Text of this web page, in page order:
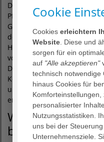
Das Therapiespektrum
Pflege, Physiotherapie mit
Gerätetraining,
des täglichen Lebens und
Hirnleistungstraining.
von Schluckstörungen
Darüber hinaus gibt es die
Kontinenzberatung,
und Sozialberatung (z. B.
erforderliche
Welche Rolle
bei der
Cookie
Cookieserleichtern
Website . Diese und
sorgen für ein
auf "Alle akzeptieren"
technisch
hinaus Cookies für
personalisierter
Nutzungsstatistiken.
uns bei der
Unternehmensziele.